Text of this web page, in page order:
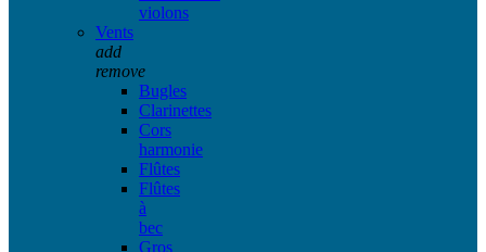
violons
Vents
add
remove
Bugles
Clarinettes
Cors
harmonie
Flûtes
Flûtes
à
bec
Gros